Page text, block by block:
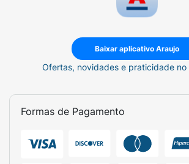
Baixar aplicativo Araujo
Ofertas, novidades e praticidade no
Formas de Pagamento